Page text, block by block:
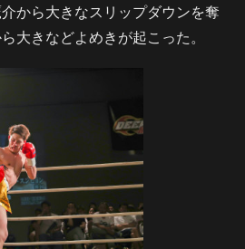
から大きなスリップダウンを奪
大きなどよめきが起こった。